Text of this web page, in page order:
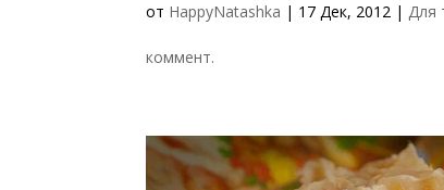
от HappyNatashka | 17 Дек, 2012 |Для
коммент.